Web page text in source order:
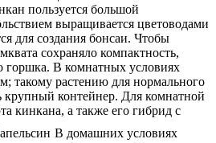
пользуется большой
выращивается цветоводами
для создания бонсаи. Чтобы
сохраняло компактность,
горшка. В комнатных условиях
такому растению для нормального
крупный контейнер. Для комнатной
кинкана, а также его гибрид с
В домашних условиях